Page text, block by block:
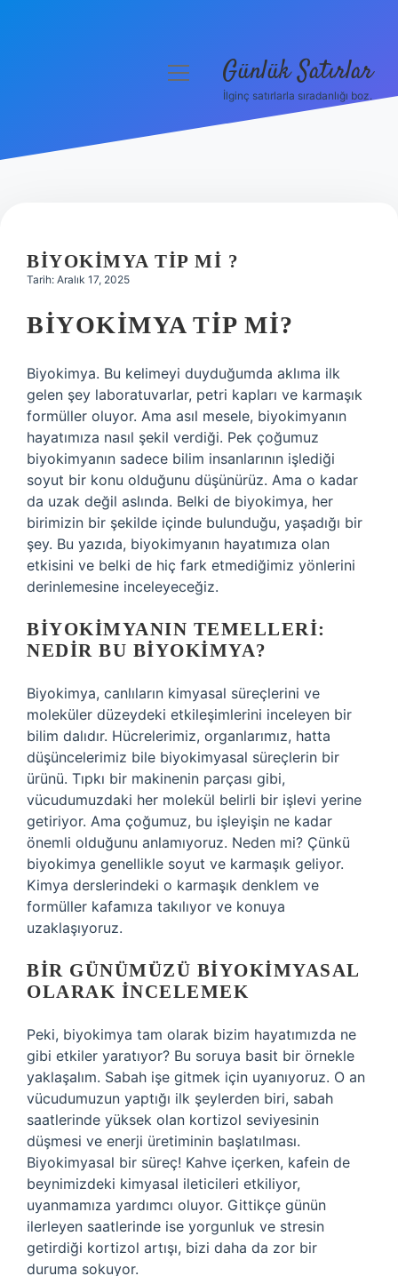
Hakkımızda
menüyü Günlük Satırlar
İlginç satırlarla sıradanlığı boz.
BIYOKIMYA TIP MI ?
Tarih: Aralık 17, 2025
BIYOKIMYA TIP MI?
Biyokimya. Bu kelimeyi duyduğumda aklıma ilk
gelen şey laboratuvarlar, petri kapları ve karmaşık
formüller oluyor. Ama asıl mesele, biyokimyanın
hayatımıza nasıl şekil verdiği. Pek çoğumuz
biyokimyanın sadece bilim insanlarının işlediği
soyut bir konu olduğunu düşünürüz. Ama o kadar
da uzak değil aslında. Belki de biyokimya, her
birimizin bir şekilde içinde bulunduğu, yaşadığı bir
şey. Bu yazıda, biyokimyanın hayatımıza olan
etkisini ve belki de hiç fark etmediğimiz yönlerini
derinlemesine inceleyeceğiz.
BIYOKIMYANIN TEMELLERI:
NEDIR BU BIYOKIMYA?
Biyokimya, canlıların kimyasal süreçlerini ve
moleküler düzeydeki etkileşimlerini inceleyen bir
bilim dalıdır. Hücrelerimiz, organlarımız, hatta
düşüncelerimiz bile biyokimyasal süreçlerin bir
ürünü. Tıpkı bir makinenin parçası gibi,
vücudumuzdaki her molekül belirli bir işlevi yerine
getiriyor. Ama çoğumuz, bu işleyişin ne kadar
önemli olduğunu anlamıyoruz. Neden mi? Çünkü
biyokimya genellikle soyut ve karmaşık geliyor.
Kimya derslerindeki o karmaşık denklem ve
formüller kafamıza takılıyor ve konuya
uzaklaşıyoruz.
BIR GÜNÜMÜZÜ BIYOKIMYASAL
OLARAK İNCELEMEK
Peki, biyokimya tam olarak bizim hayatımızda ne
gibi etkiler yaratıyor? Bu soruya basit bir örnekle
yaklaşalım. Sabah işe gitmek için uyanıyoruz. O an
vücudumuzun yaptığı ilk şeylerden biri, sabah
saatlerinde yüksek olan kortizol seviyesinin
düşmesi ve enerji üretiminin başlatılması.
Biyokimyasal bir süreç! Kahve içerken, kafein de
beynimizdeki kimyasal ileticileri etkiliyor,
uyanmamıza yardımcı oluyor. Gittikçe günün
ilerleyen saatlerinde ise yorgunluk ve stresin
getirdiği kortizol artışı, bizi daha da zor bir
duruma sokuyor.